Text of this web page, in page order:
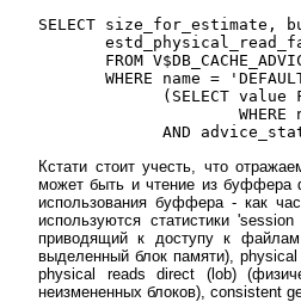
SELECT
FROM
WHERE name =
(SELECT value
Кстати стоит учесть, что
может быть и чтение из
использования буффера - как
используются статистики
приводящий к доступу к
выделенный блок памяти),
physical reads direct (lob)
неизмененных блоков), consistent